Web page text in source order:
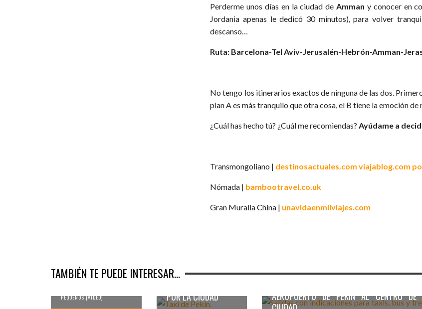
Perderme unos días en la ciudad deAmman y conocer en
Jordania apenas le dedicó 30 minutos), para volver
descanso…
Ruta: Barcelona-Tel Aviv-Jerusalén-Hebrón-Amman-
No tengo los itinerarios exactos de ninguna de las dos.
plan A es más tranquilo que otra cosa, el B tiene la emoción
¿Cuál has hecho tú? ¿Cuál me recomiendas?Ayúdame a
Transmongoliano | destinosactuales.com viajablog.com
Nómada | bambootravel.co.uk
Gran Muralla China | unavidaenmilviajes.com
TAMBIÉN TE PUEDE INTERESAR...
MONGOLIA (2)
PEQUEÑOS (VÍDEO)
PRÁCTICOS PARA
POR LA CIUDAD
AEROPUERTO DE PEKÍN AL CENTRO